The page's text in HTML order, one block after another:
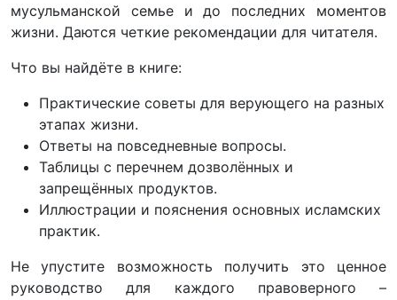
мусульманской семье и до последних моментов
жизни. Даются четкие рекомендации для читателя.
Что вы найдёте в книге:
Практические советы для верующего на разных
этапах жизни.
Ответы на повседневные вопросы.
Таблицы с перечнем дозволённых и
запрещённых продуктов.
Иллюстрации и пояснения основных исламских
практик.
Не упустите возможность получить это ценное
руководство для каждого правоверного –